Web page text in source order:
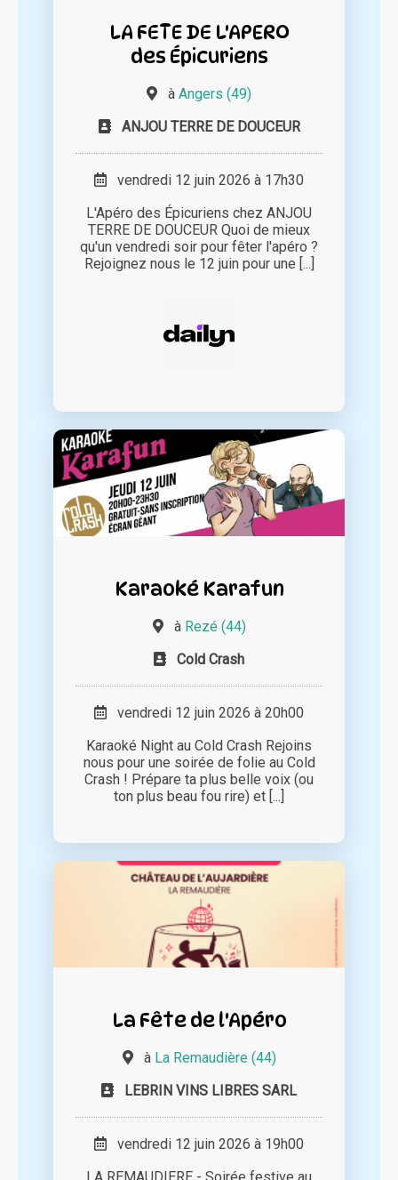
LA FETE DE L'APERO
des Épicuriens
à Angers (49)
ANJOU TERRE DE DOUCEUR
vendredi 12 juin 2026 à 17h30
L'Apéro des Épicuriens chez ANJOU
TERRE DE DOUCEUR Quoi de mieux
qu'un vendredi soir pour fêter l'apéro ?
Rejoignez nous le 12 juin pour une [...]
Karaoké Karafun
à Rezé (44)
Cold Crash
vendredi 12 juin 2026 à 20h00
Karaoké Night au Cold Crash Rejoins
nous pour une soirée de folie au Cold
Crash ! Prépare ta plus belle voix (ou
ton plus beau fou rire) et [...]
La Fête de l'Apéro
à La Remaudière (44)
LEBRIN VINS LIBRES SARL
vendredi 12 juin 2026 à 19h00
LA REMAUDIERE - Soirée festive au